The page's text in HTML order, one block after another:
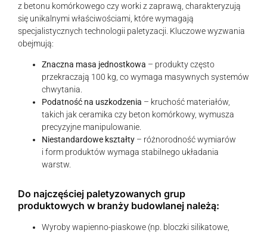
z betonu komórkowego czy worki z zaprawą, charakteryzują
się unikalnymi właściwościami, które wymagają
specjalistycznych technologii paletyzacji. Kluczowe wyzwania
obejmują:
Znaczna masa jednostkowa – produkty często
przekraczają 100 kg, co wymaga masywnych systemów
chwytania.
Podatność na uszkodzenia – kruchość materiałów,
takich jak ceramika czy beton komórkowy, wymusza
precyzyjne manipulowanie.
Niestandardowe kształty – różnorodność wymiarów
i form produktów wymaga stabilnego układania
warstw.
Do najczęściej paletyzowanych grup
produktowych w branży budowlanej należą:
Wyroby wapienno-piaskowe (np. bloczki silikatowe,